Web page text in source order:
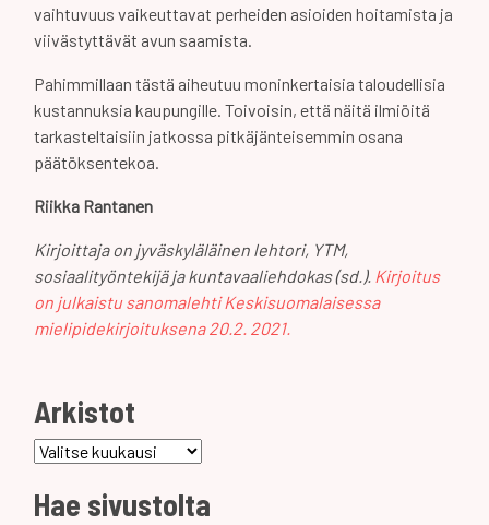
vaihtuvuus vaikeuttavat perheiden asioiden hoitamista ja
viivästyttävät avun saamista.
Pahimmillaan tästä aiheutuu moninkertaisia taloudellisia
kustannuksia kaupungille. Toivoisin, että näitä ilmiöitä
tarkasteltaisiin jatkossa pitkäjänteisemmin osana
päätöksentekoa.
Riikka Rantanen
Kirjoittaja on jyväskyläläinen lehtori, YTM,
sosiaalityöntekijä ja kuntavaaliehdokas (sd.). Kirjoitus
on julkaistu sanomalehti Keskisuomalaisessa
mielipidekirjoituksena 20.2. 2021.
Arkistot
Arkistot
Hae sivustolta